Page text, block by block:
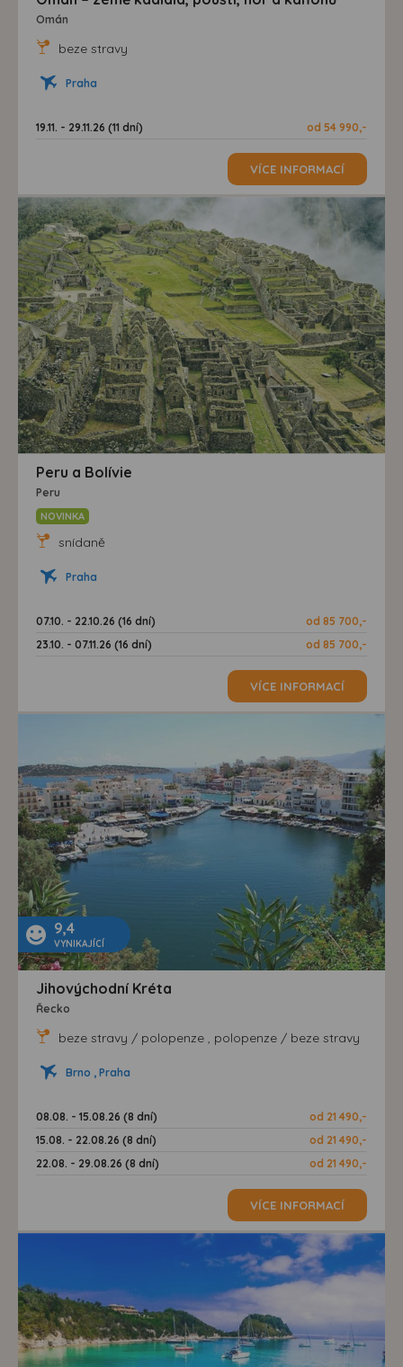
Omán
beze stravy
Praha
19.11. - 29.11.26 (11 dní) od 54 990,-
VÍCE INFORMACÍ
Peru a Bolívie
Peru
NOVINKA
snídaně
Praha
07.10. - 22.10.26 (16 dní)
od 85 700,-
23.10. - 07.11.26 (16 dní)
od 85 700,-
VÍCE INFORMACÍ
9,4
VYNIKAJÍCÍ
Jihovýchodní Kréta
Řecko
beze stravy / polopenze , polopenze / beze stravy
Brno , Praha
08.08. - 15.08.26 (8 dní)
od 21 490,-
15.08. - 22.08.26 (8 dní)
od 21 490,-
22.08. - 29.08.26 (8 dní)
od 21 490,-
VÍCE INFORMACÍ